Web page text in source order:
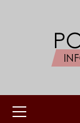
główne